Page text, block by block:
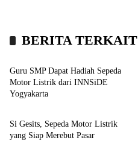
BERITA TERKAIT
Bisnis
Guru SMP Dapat Hadiah Sepeda
Motor Listrik dari INNSiDE
Yogyakarta
Bisnis
Si Gesits, Sepeda Motor Listrik
yang Siap Merebut Pasar